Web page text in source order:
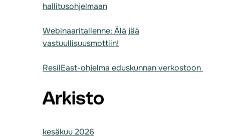
hallitusohjelmaan
Webinaaritallenne: Älä jää
vastuullisuusmottiin!
ResilEast-ohjelma eduskunnan verkostoon
Arkisto
kesäkuu 2026